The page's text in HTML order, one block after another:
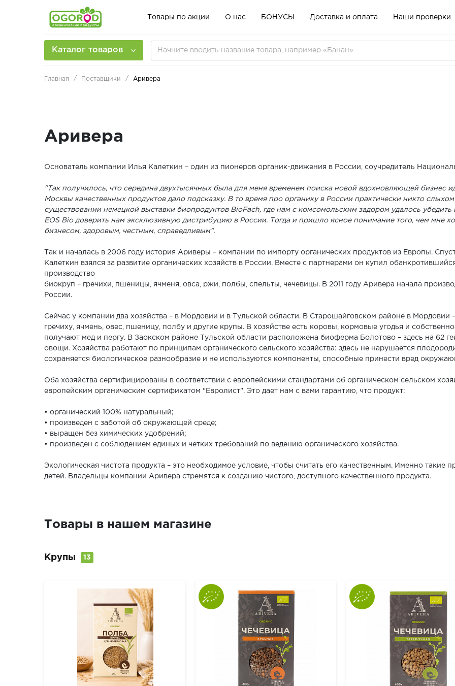
Товары по акции О нас БОНУСЫ Доставка и оплата Наши проверки
Каталог товаров
Главная Поставщики Аривера
Аривера
Основатель компании Илья Калеткин – один из пионеров органик-движения в России, соучредитель
"Так получилось, что середина двухтысячных была для меня временем поиска новой вдохновляющей бизнес
Москвы качественных продуктов дало подсказку. В то время про органику в России практически никто
существовании немецкой выставки биопродуктов BioFach, где нам с комсомольским задором удалось
EOS Bio доверить нам эксклюзивную дистрибуцию в России. Тогда и пришло ясное понимание того, чем мне
бизнесом, здоровым, честным, справедливым".
Так и началась в 2006 году история Ариверы – компании по импорту органических продуктов из Европы.
Калеткин взялся за развитие органических хозяйств в России. Вместе с партнерами он купил
производство
биокруп – гречихи, пшеницы, ячменя, овса, ржи, полбы, спельты, чечевицы. В 2011 году Аривера начала
России.
Сейчас у компании два хозяйства – в Мордовии и в Тульской области. В Старошайговском районе в
гречиху, ячмень, овес, пшеницу, полбу и другие крупы. В хозяйстве есть коровы, кормовые угодья и
получают мед и пергу. В Заокском районе Тульской области расположена биоферма Болотово – здесь на 62
овощи. Хозяйства работают по принципам органического сельского хозяйства: здесь не нарушается
сохраняется биологическое разнообразие и не используются компоненты, способные принести вред
Оба хозяйства сертифицированы в соответствии с европейскими стандартами об органическом сельском
европейским органическим сертификатом "Евролист". Это дает нам с вами гарантию, что продукт:
• органический 100% натуральный;
• произведен с заботой об окружающей среде;
• выращен без химических удобрений;
• произведен с соблюдением единых и четких требований по ведению органического хозяйства.
Экологическая чистота продукта – это необходимое условие, чтобы считать его качественным. Именно
детей. Владельцы компании Аривера стремятся к созданию чистого, доступного качественного продукта.
Товары в нашем магазине
Крупы 13